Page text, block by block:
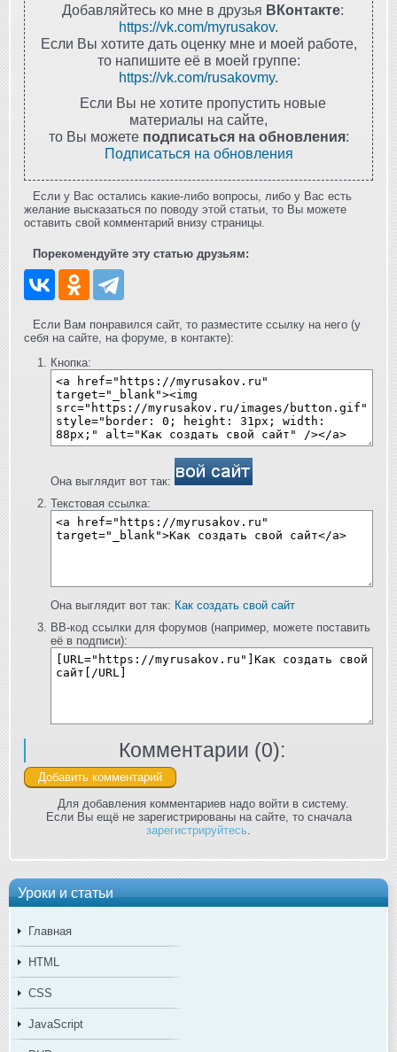
Уроки и статьи
Главная
HTML
CSS
JavaScript
Добавляйтесь ко мне в друзья ВКонтакте:
https://vk.com/myrusakov.
Если Вы хотите дать оценку мне и моей работе,
то напишите её в моей группе:
https://vk.com/rusakovmy.
Если Вы не хотите пропустить новые
материалы на сайте,
то Вы можете подписаться на обновления:
Подписаться на обновления
Если у Вас остались какие-либо вопросы, либо у Вас есть
желание высказаться по поводу этой статьи, то Вы можете
оставить свой комментарий внизу страницы.
Порекомендуйте эту статью друзьям:
Если Вам понравился сайт, то разместите ссылку на него (у
себя на сайте, на форуме, в контакте):
Кнопка:
Она выглядит вот так:
Текстовая ссылка:
Она выглядит вот так: Как создать свой сайт
BB-код ссылки для форумов (например, можете поставить
её в подписи):
Комментарии (0):
Для добавления комментариев надо войти в систему.
Если Вы ещё не зарегистрированы на сайте, то сначала
зарегистрируйтесь.